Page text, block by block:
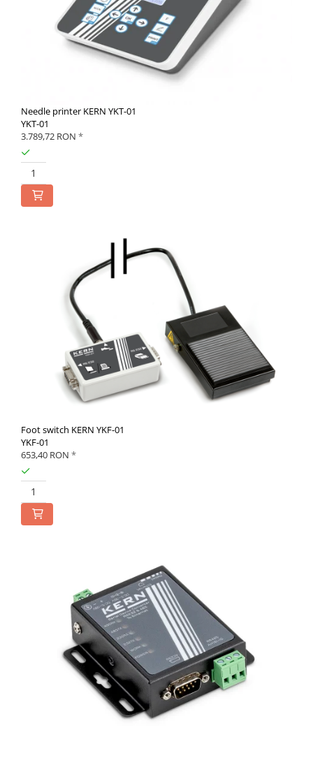
Needle printer KERN YKT-01
YKT-01
3.789,72 RON *
Foot switch KERN YKF-01
YKF-01
653,40 RON *